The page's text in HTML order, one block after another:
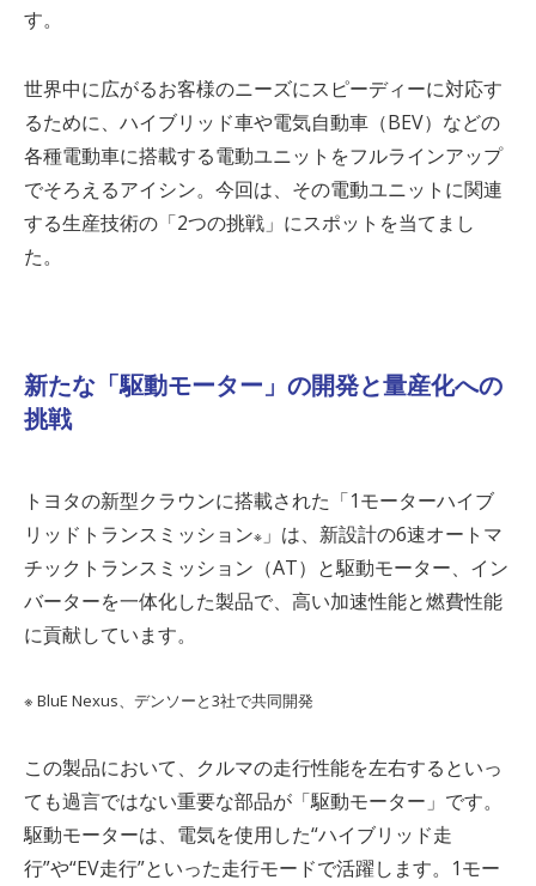
す。
世界中に広がるお客様のニーズにスピーディーに対応す
るために、ハイブリッド車や電気自動車（BEV）などの
各種電動車に搭載する電動ユニットをフルラインアップ
でそろえるアイシン。今回は、その電動ユニットに関連
する生産技術の「2つの挑戦」にスポットを当てまし
た。
新たな「駆動モーター」の開発と量産化への
挑戦
トヨタの新型クラウンに搭載された「1モーターハイブ
リッドトランスミッション※ 」は、新設計の6速オートマ
チックトランスミッション（AT）と駆動モーター、イン
バーターを一体化した製品で、高い加速性能と燃費性能
に貢献しています。
※ BluE Nexus、デンソーと3社で共同開発
この製品において、クルマの走行性能を左右するといっ
ても過言ではない重要な部品が「駆動モーター」です。
駆動モーターは、電気を使用した“ハイブリッド走
行”や“EV走行”といった走行モードで活躍します。 1モー